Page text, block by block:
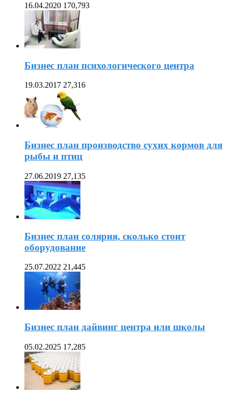
16.04.2020 170,793
Бизнес план психологического центра
19.03.2017 27,316
Бизнес план производство сухих кормов для
рыбы и птиц
27.06.2019 27,135
Бизнес план солярия, сколько стоит
оборудование
25.07.2022 21,445
Бизнес план дайвинг центра или школы
05.02.2025 17,285